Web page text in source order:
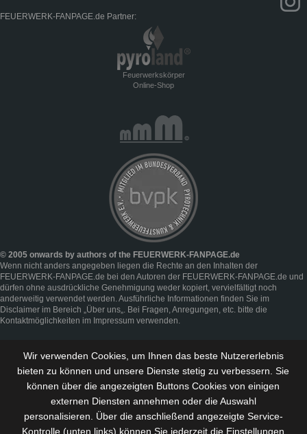
FEUERWERK-FANPAGE.de Partner:
Feuerwerkskörper
Online-Shop
© 2005 onwards by authors of the FEUERWERK-FANPAGE.de
Wenn nicht anders angegeben liegen die Rechte an den Inhalten der
FEUERWERK-FANPAGE.de bei den Autoren der FEUERWERK-FANPAGE.de und
dürfen ohne ausdrückliche Genehmigung weder kopiert, vervielfältigt noch
anderweitig verwendet werden. Ausführliche Informationen finden Sie im
Disclaimer im Bereich „Über uns„. Bei Fragen, Anregungen, etc. bitte die
Kontaktmöglichkeiten im Impressum verwenden.
Wir verwenden Cookies, um Ihnen das beste Nutzererlebnis
bieten zu können und unsere Dienste stetig zu verbessern . Sie
können über die angezeigten Buttons Cookies von einigen
externen Diensten annehmen oder die Auswahl
personalisieren. Über die anschließend angezeigte Service-
Kontrolle (unten links) können Sie jederzeit die Einstellungen